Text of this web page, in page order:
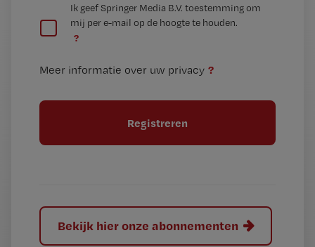
t
e
t
l
Ik geef Springer Media B.V. toestemming om
mij per e-mail op de hoogte te houden.
?
Meer informatie over uw privacy ?
Bekijk hier onze abonnementen